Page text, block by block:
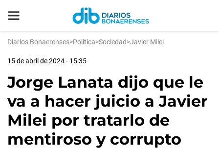
Diarios Bonaerenses>Política>Sociedad>Javier Milei
15 de abril de 2024 - 15:35
Jorge Lanata dijo que le
va a hacer juicio a Javier
Milei por tratarlo de
mentiroso y corrupto